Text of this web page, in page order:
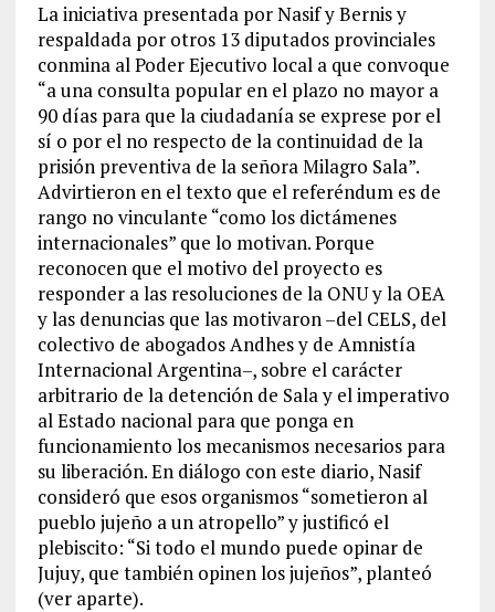
La iniciativa presentada por Nasif y Bernis y
respaldada por otros 13 diputados provinciales
conmina al Poder Ejecutivo local a que convoque
“a una consulta popular en el plazo no mayor a
90 días para que la ciudadanía se exprese por el
sí o por el no respecto de la continuidad de la
prisión preventiva de la señora Milagro Sala”.
Advirtieron en el texto que el referéndum es de
rango no vinculante “como los dictámenes
internacionales” que lo motivan. Porque
reconocen que el motivo del proyecto es
responder a las resoluciones de la ONU y la OEA
y las denuncias que las motivaron –del CELS, del
colectivo de abogados Andhes y de Amnistía
Internacional Argentina–, sobre el carácter
arbitrario de la detención de Sala y el imperativo
al Estado nacional para que ponga en
funcionamiento los mecanismos necesarios para
su liberación. En diálogo con este diario, Nasif
consideró que esos organismos “sometieron al
pueblo jujeño a un atropello” y justificó el
plebiscito: “Si todo el mundo puede opinar de
Jujuy, que también opinen los jujeños”, planteó
(ver aparte).